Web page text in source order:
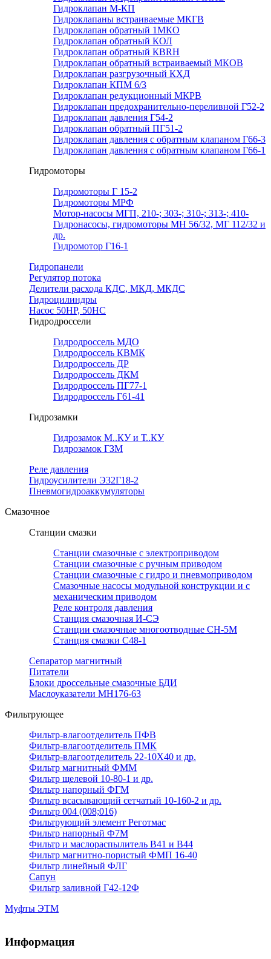
Гидроклапан М-КП
Гидроклапаны встраиваемые МКГВ
Гидроклапан обратный 1МКО
Гидроклапан обратный КОЛ
Гидроклапан обратный КВRН
Гидроклапан обратный встраиваемый МКОВ
Гидроклапан разгрузочный КХД
Гидроклапан КПМ 6/3
Гидроклапан редукционный МКРВ
Гидроклапан предохранительно-переливной Г52-2
Гидроклапан давления Г54-2
Гидроклапан обратный ПГ51-2
Гидроклапан давления с обратным клапаном Г66-3
Гидроклапан давления с обратным клапаном Г66-1
Гидромоторы
Гидромоторы Г 15-2
Гидромоторы МРФ
Мотор-насосы МГП, 210-; 303-; 310-; 313-; 410-
Гидронасосы, гидромоторы МН 56/32, МГ 112/32 и
др.
Гидромотор Г16-1
Гидропанели
Регулятор потока
Делители расхода КДС, МКД, МКДС
Гидроцилиндры
Насос 50НР, 50НС
Гидродроссели
Гидродроссель МДО
Гидродроссель КВМК
Гидродроссель ДР
Гидродроссель ДКМ
Гидродроссель ПГ77-1
Гидродроссель Г61-41
Гидрозамки
Гидрозамок М..КУ и Т..КУ
Гидрозамок ГЗМ
Реле давления
Гидроусилители Э32Г18-2
Пневмогидроаккумуляторы
Смазочное
Станции смазки
Станции смазочные с электроприводом
Станции смазочные с ручным приводом
Станции смазочные с гидро и пневмоприводом
Смазочные насосы модульной конструкции и с
механическим приводом
Реле контроля давления
Станция смазочная И-СЭ
Станции смазочные многоотводные СН-5М
Станция смазки С48-1
Сепаратор магнитный
Питатели
Блоки дроссельные смазочные БДИ
Маслоуказатели МН176-63
Фильтрующее
Фильтр-влагоотделитель ПФВ
Фильтр-влагоотделитель ПМК
Фильтр-влагоотделитель 22-10Х40 и др.
Фильтр магнитный ФММ
Фильтр щелевой 10-80-1 и др.
Фильтр напорный ФГМ
Фильтр всасывающий сетчатый 10-160-2 и др.
Фильтр 004 (008;016)
Фильтрующий элемент Реготмас
Фильтр напорный Ф7М
Фильтр и маслораспылитель В41 и В44
Фильтр магнитно-пористый ФМП 16-40
Фильтр линейный ФЛГ
Сапун
Фильтр заливной Г42-12Ф
Муфты ЭТМ
Информация